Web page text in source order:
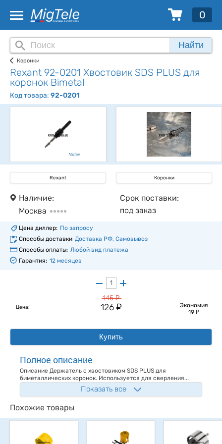
0
Найти
Коронки
Rexant 92-0201 Хвостовик SDS PLUS для
коронок Bimetal
Код товара: 92-0201
Rexant Коронки
Наличие:
Москва
Срок поставки:
под заказ
Цена диллер: По запросу
Способы доставки Доставка РФ, Самовывоз
Способы оплаты: Любой вид платежа
Гарантия: 12 месяцев
Цена:
145у
126 у
Экономия
19у
Купить
Полное описание
Описание Держатель с хвостовиком SDS PLUS для
биметаллических коронок. Используется для сверления...
Показать все
Похожие товары